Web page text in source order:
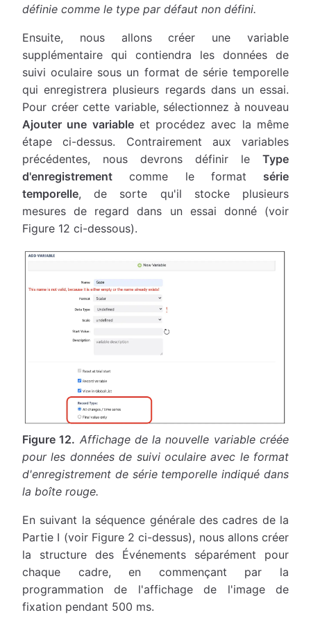
définie comme le type par défaut non défini.
Ensuite, nous allons créer une variable
supplémentaire qui contiendra les données de
suivi oculaire sous un format de série temporelle
qui enregistrera plusieurs regards dans un essai.
Pour créer cette variable, sélectionnez à nouveau
Ajouter une variableet procédez avec la même
étape ci-dessus. Contrairement aux variables
précédentes, nous devrons définir le Type
d'enregistrement comme le format série
temporelle, de sorte qu'il stocke plusieurs
mesures de regard dans un essai donné (voir
Figure 12 ci-dessous).
Figure 12. Affichage de la nouvelle variable créée
pour les données de suivi oculaire avec le format
d'enregistrement de série temporelle indiqué dans
la boîte rouge.
En suivant la séquence générale des cadres de la
Partie I (voir Figure 2 ci-dessus), nous allons créer
la structure des Événements séparément pour
chaque cadre, en commençant par la
programmation de l'affichage de l'image de
fixation pendant 500 ms.